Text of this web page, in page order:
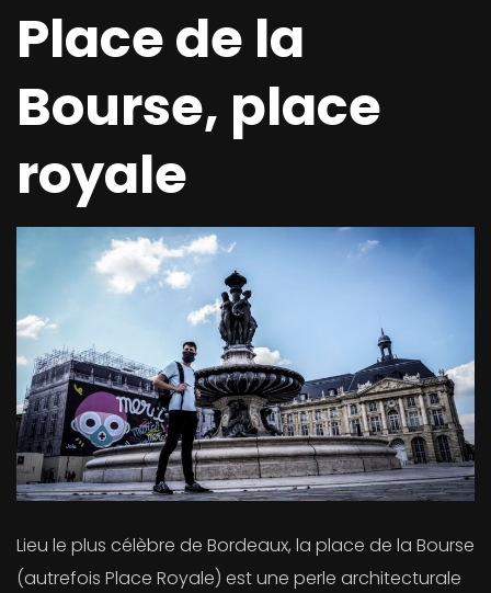
Place de la
Bourse, place
royale
Lieu le plus célèbre de Bordeaux, la place de la Bourse
(autrefois Place Royale) est une perle architecturale